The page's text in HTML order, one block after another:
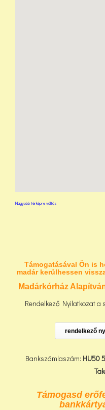
Nagyobb térképre váltás
Támogatásával Ön is
madár kerülhessen
Madárkórház
Rendelkező Nyilatkozat a
rendelkező
Bankszámlaszám: HU50
Támogasd